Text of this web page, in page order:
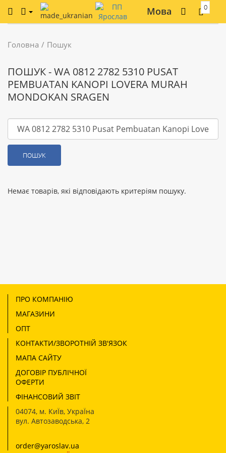
Мова 0
Головна Пошук
ПОШУК - WA 0812 2782 5310 PUSAT
PEMBUATAN KANOPI LOVERA MURAH
MONDOKAN SRAGEN
ПОШУК
Немає товарів, які відповідають критеріям пошуку.
ПРО КОМПАНІЮ
МАГАЗИНИ
ОПТ
КОНТАКТИ/ЗВОРОТНІЙ ЗВ'ЯЗОК
МАПА САЙТУ
ДОГОВІР ПУБЛІЧНОЇ
ОФЕРТИ
ФІНАНСОВИЙ ЗВІТ
04074, м. КиЇв, УкраЇна
вул. Автозаводська, 2
order@yaroslav.ua